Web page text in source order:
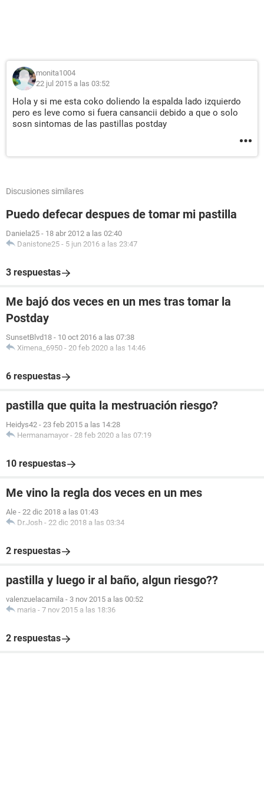
monita1004
22 jul 2015 a las 03:52
Hola y si me esta coko doliendo la espalda lado izquierdo
pero es leve como si fuera cansancii debido a que o solo
sosn sintomas de las pastillas postday
Discusiones similares
Puedo defecar despues de tomar mi pastilla
Daniela25 - 18 abr 2012 a las 02:40
Danistone25 - 5 jun 2016 a las 23:47
3 respuestas
Me bajó dos veces en un mes tras tomar la
Postday
SunsetBlvd18 - 10 oct 2016 a las 07:38
Ximena_6950 - 20 feb 2020 a las 14:46
6 respuestas
pastilla que quita la mestruación riesgo?
Heidys42 - 23 feb 2015 a las 14:28
Hermanamayor - 28 feb 2020 a las 07:19
10 respuestas
Me vino la regla dos veces en un mes
Ale - 22 dic 2018 a las 01:43
Dr.Josh - 22 dic 2018 a las 03:34
2 respuestas
pastilla y luego ir al baño, algun riesgo??
valenzuelacamila - 3 nov 2015 a las 00:52
maria - 7 nov 2015 a las 18:36
2 respuestas